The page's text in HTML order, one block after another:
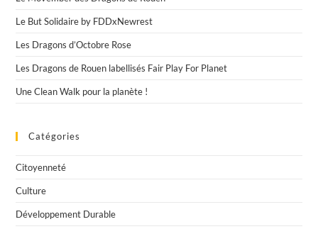
Forces
Interview
Odile
Le But Solidaire by FDDxNewrest
Les Dragons d’Octobre Rose
Les Dragons de Rouen labellisés Fair Play For Planet
Une Clean Walk pour la planète !
Catégories
Citoyenneté
Culture
Développement Durable